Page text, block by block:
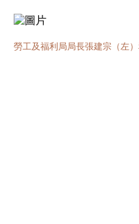
勞工及福利局局長張建宗（左